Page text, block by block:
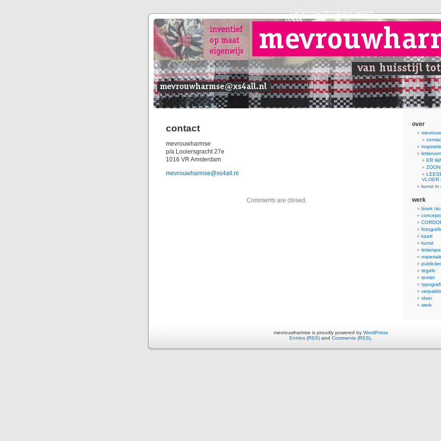
Just another WordPress weblog
contact
mevrouwharmse
p/a Looiersgracht 27e
1016 VR Amsterdam
mevrouwharmse@xs4all.nl
Comments are closed.
over
ER
VLOER
kunst in
werk
boek /
kaart
kunst
tegels
textiel
vloer
werk
mevrouwharmse is proudly powered by WordPress
Entries (RSS) and Comments (RSS)